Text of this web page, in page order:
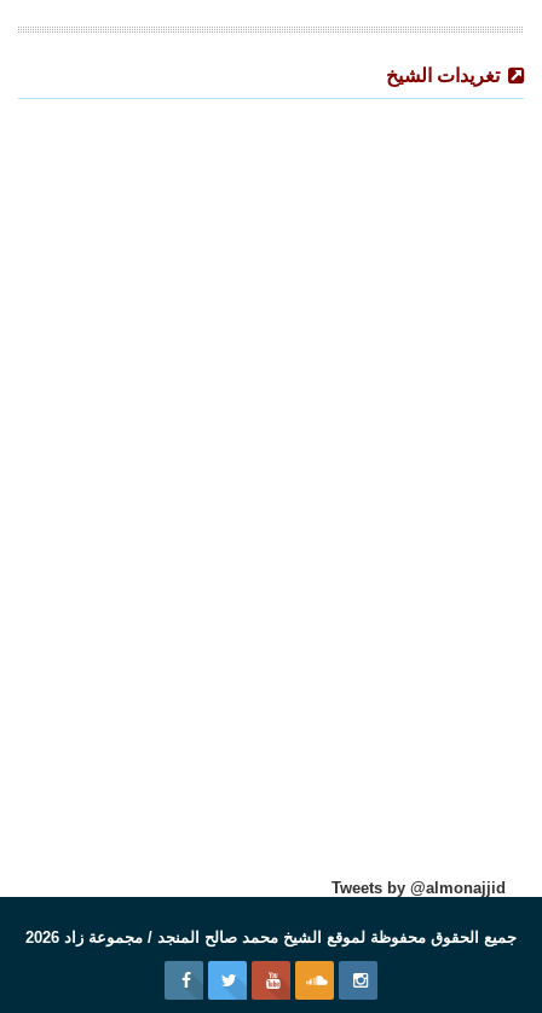
تغريدات الشيخ
Tweets by @almonajjid
جميع الحقوق محفوظة لموقع الشيخ محمد صالح المنجد / مجموعة زاد 2026